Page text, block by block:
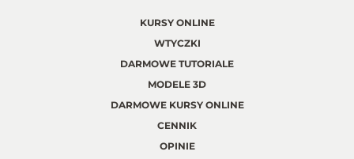
KURSY ONLINE
WTYCZKI
DARMOWE TUTORIALE
MODELE 3D
DARMOWE KURSY ONLINE
CENNIK
OPINIE